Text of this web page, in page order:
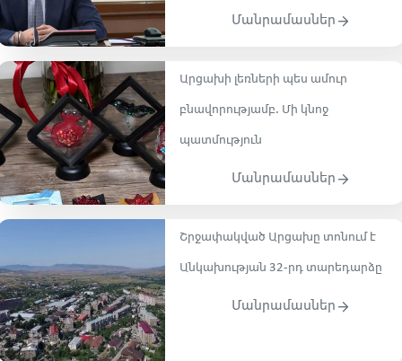
Մանրամասներ
Արցախի լեռների պես ամուր
բնավորությամբ․ Մի կնոջ
պատմություն
Մանրամասներ
Շրջափակված Արցախը տոնում է
Անկախության 32-րդ տարեդարձը
Մանրամասներ